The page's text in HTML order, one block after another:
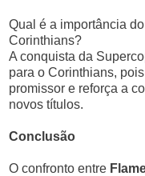
Qual é a importância
Corinthians?
A conquista da
para o Corinthians,
promissor e reforça a
novos títulos.
Conclusão
O confronto entre